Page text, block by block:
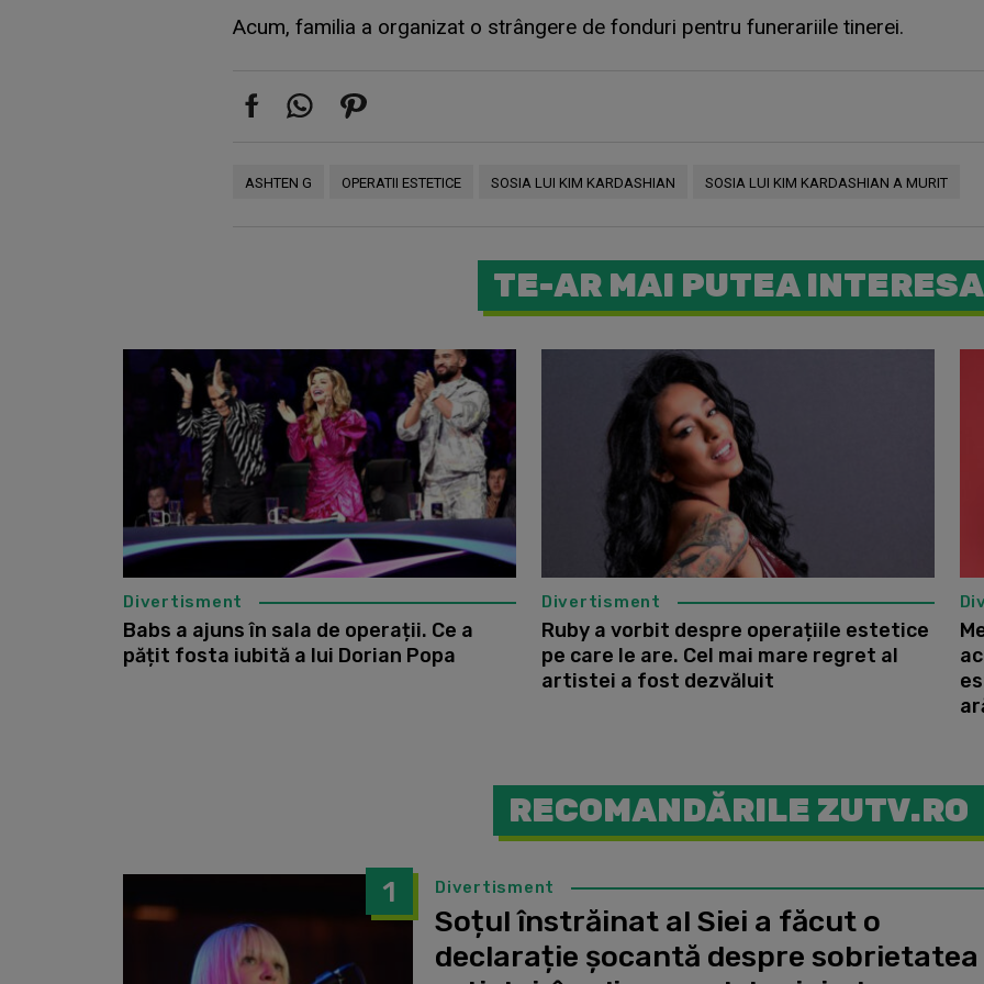
Acum, familia a organizat o strângere de fonduri pentru funerariile tinerei.
ASHTEN G OPERATII ESTETICE SOSIA LUI KIM KARDASHIAN SOSIA LUI KIM KARDASHIAN A MURIT
TE-AR MAI PUTEA INTERESA
Divertisment
Babs a ajuns în sala de operații. Ce a
pățit fosta iubită a lui Dorian Popa
Babs a
Divertisment
Ruby a vorbit despre operațiile estetice
pe care le are. Cel mai mare regret al
artistei a fost dezvăluit
RECOMANDĂRILE ZUTV.RO
1 Divertisment
Soțul înstrăinat al Siei a făcut o
declarație șocantă despre sobrietatea